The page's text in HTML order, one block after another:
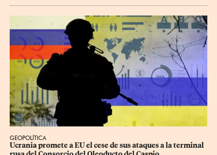
GEOPOLÍTICA
Ucrania promete a EU el cese de sus ataques a la terminal